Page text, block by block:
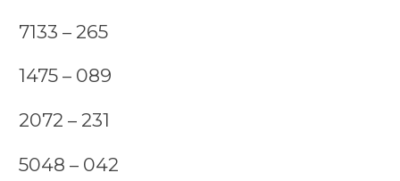
7133 – 265
1475 – 089
2072 – 231
5048 – 042